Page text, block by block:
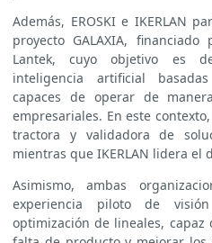
Además, EROSKI e IKERLAN
proyecto GALAXIA,
Lantek, cuyo objetivo es
inteligencia artificial
capaces de operar de
empresariales. En este
tractora y validadora de
mientras que IKERLAN lidera el
Asimismo, ambas
experiencia piloto de
optimización de lineales,